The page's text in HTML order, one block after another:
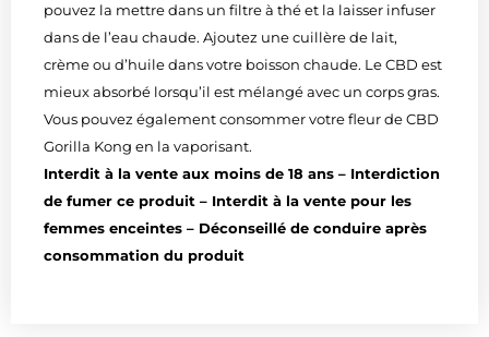
pouvez la mettre dans un filtre à thé et la laisser infuser
dans de l’eau chaude. Ajoutez une cuillère de lait,
crème ou d’huile dans votre boisson chaude. Le CBD est
mieux absorbé lorsqu’il est mélangé avec un corps gras.
Vous pouvez également consommer votre fleur de CBD
Gorilla Kong en la vaporisant.
Interdit à la vente aux moins de 18 ans – Interdiction
de fumer ce produit – Interdit à la vente pour les
femmes enceintes – Déconseillé de conduire après
consommation du produit